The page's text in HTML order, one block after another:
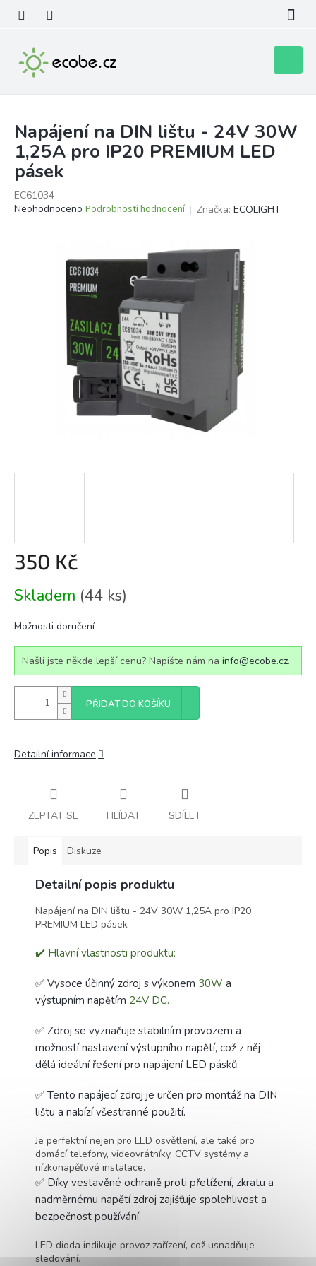
obsah
košík
Napájení na DIN lištu - 24V 30W
1,25A pro IP20 PREMIUM LED
pásek
EC61034
Průměrné
Neohodnoceno Podrobnosti hodnocení Značka: ECOLIGHT
350 Kč
cena:
Skladem (44 ks)
Možnosti doručení
Našli jste někde lepší cenu? Napište nám na info@ecobe.cz.
PŘIDAT DO KOŠÍKU
Detailní informace
ZEPTAT SE HLÍDAT SDÍLET
Popis Diskuze
Detailní popis produktu
Napájení na DIN lištu - 24V 30W 1,25A pro IP20
PREMIUM LED pásek
✔️ Hlavní vlastnosti produktu:
✅ Vysoce účinný zdroj s výkonem 30W a
výstupním napětím 24V DC.
✅ Zdroj se vyznačuje stabilním provozem a
možností nastavení výstupního napětí, což z něj
dělá ideální řešení pro napájení LED pásků.
✅ Tento napájecí zdroj je určen pro montáž na DIN
lištu a nabízí všestranné použití.
Je perfektní nejen pro LED osvětlení, ale také pro
domácí telefony, videovrátníky, CCTV systémy a
nízkonapěťové instalace.
✅ Díky vestavěné ochraně proti přetížení, zkratu a
nadměrnému napětí zdroj zajišťuje spolehlivost a
bezpečnost používání.
LED dioda indikuje provoz zařízení, což usnadňuje
sledování.